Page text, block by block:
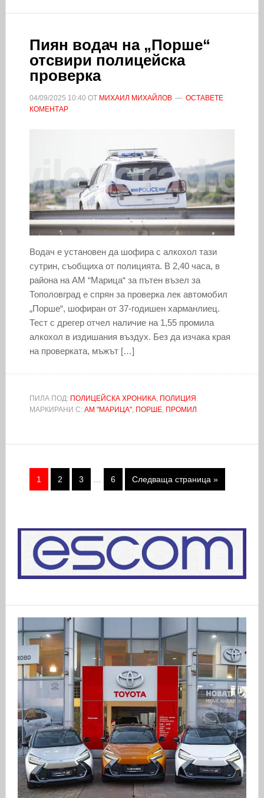
Пиян водач на „Порше“
отсвири полицейска
проверка
04/09/2025 10:40 ОТ МИХАИЛ МИХАЙЛОВ
ОСТАВЕТЕ
КОМЕНТАР
Водач е установен да шофира с алкохол тази
сутрин, съобщиха от полицията. В 2,40 часа, в
района на АМ “Марица“ за пътен възел за
Тополовград е спрян за проверка лек автомобил
„Порше“, шофиран от 37-годишен харманлиец.
Тест с дрегер отчел наличие на 1,55 промила
алкохол в издишания въздух. Без да изчака края
на проверката, мъжът […]
ПИЛА ПОД: ПОЛИЦЕЙСКА ХРОНИКА, ПОЛИЦИЯ
МАРКИРАНИ С: АМ "МАРИЦА", ПОРШЕ, ПРОМИЛ
1 2 3 6 Следваща страница »